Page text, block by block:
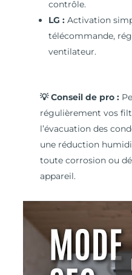
contrôle.
LG :Activation
télécommande,
ventilateur.
💡 Conseil de pro :
régulièrement vos
l’évacuation des
une réduction
toute corrosion ou
appareil.